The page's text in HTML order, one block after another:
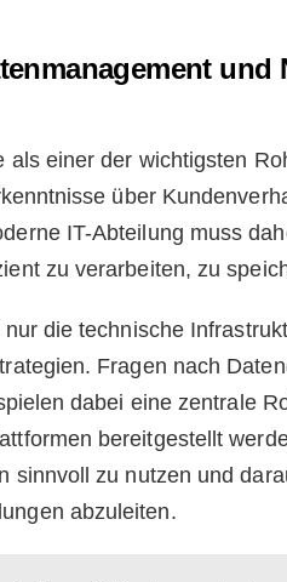
und
als einer der wichtigsten
über
IT-Abteilung muss
zu verarbeiten, zu
die technische
Fragen nach
dabei eine zentrale
bereitgestellt
sinnvoll zu nutzen und
abzuleiten.